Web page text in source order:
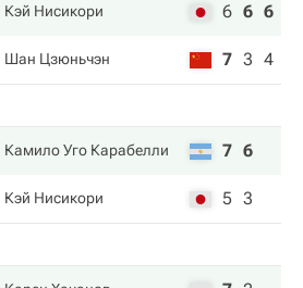
Кэй Нисикори 6 6 6
Шан Цзюньчэн 7 3 4
Камило Уго Карабелли 7 6
Кэй Нисикори 5 3